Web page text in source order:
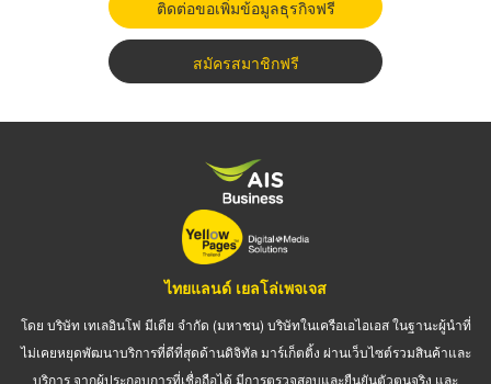
ติดต่อขอเพิ่มข้อมูลธุรกิจฟรี
สมัครสมาชิกฟรี
ไทยแลนด์ เยลโล่เพจเจส
โดย บริษัท เทเลอินโฟ มีเดีย จำกัด (มหาชน) บริษัทในเครือเอไอเอส ในฐานะผู้นำที่
ไม่เคยหยุดพัฒนาบริการที่ดีที่สุดด้านดิจิทัล มาร์เก็ตติ้ง ผ่านเว็บไซต์รวมสินค้าและ
บริการ จากผู้ประกอบการที่เชื่อถือได้ มีการตรวจสอบและยืนยันตัวตนจริง และ